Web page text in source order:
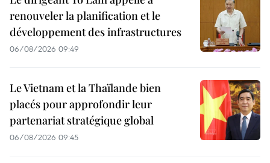
renouveler la planification et le
développement des infrastructures
06/08/2026 09:49
Le Vietnam et la Thaïlande bien
placés pour approfondir leur
partenariat stratégique global
06/08/2026 09:45